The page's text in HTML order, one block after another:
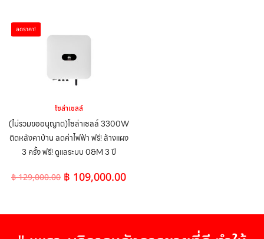
ลดราคา!
โซล่าเซลล์
(ไม่รวมขออนุญาต)โซล่าเซลล์ 3300W
ติดหลังคาบ้าน ลดค่าไฟฟ้า ฟรี! ล้างแผง
3 ครั้ง ฟรี! ดูแลระบบ 0&M 3 ปี
฿129,000.00 ฿ 109,000.00